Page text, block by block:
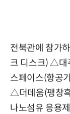
전북관에 참가
크 디스크) △대
스페이스(항공
△더데움(팽창
나노섬유 응용